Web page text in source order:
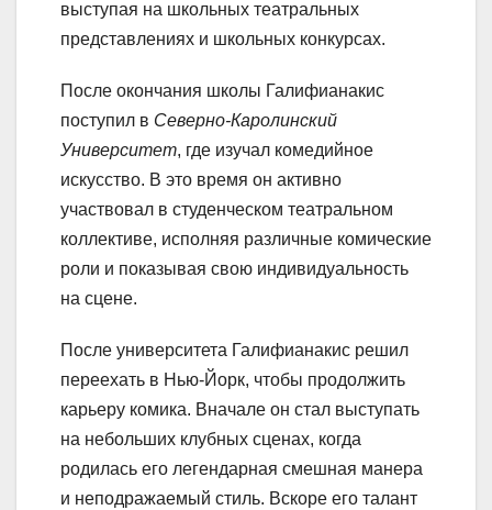
выступая на школьных театральных
представлениях и школьных конкурсах.
После окончания школы Галифианакис
поступил в Северно-Каролинский
Университет, где изучал комедийное
искусство. В это время он активно
участвовал в студенческом театральном
коллективе, исполняя различные комические
роли и показывая свою индивидуальность
на сцене.
После университета Галифианакис решил
переехать в Нью-Йорк, чтобы продолжить
карьеру комика. Вначале он стал выступать
на небольших клубных сценах, когда
родилась его легендарная смешная манера
и неподражаемый стиль. Вскоре его талант